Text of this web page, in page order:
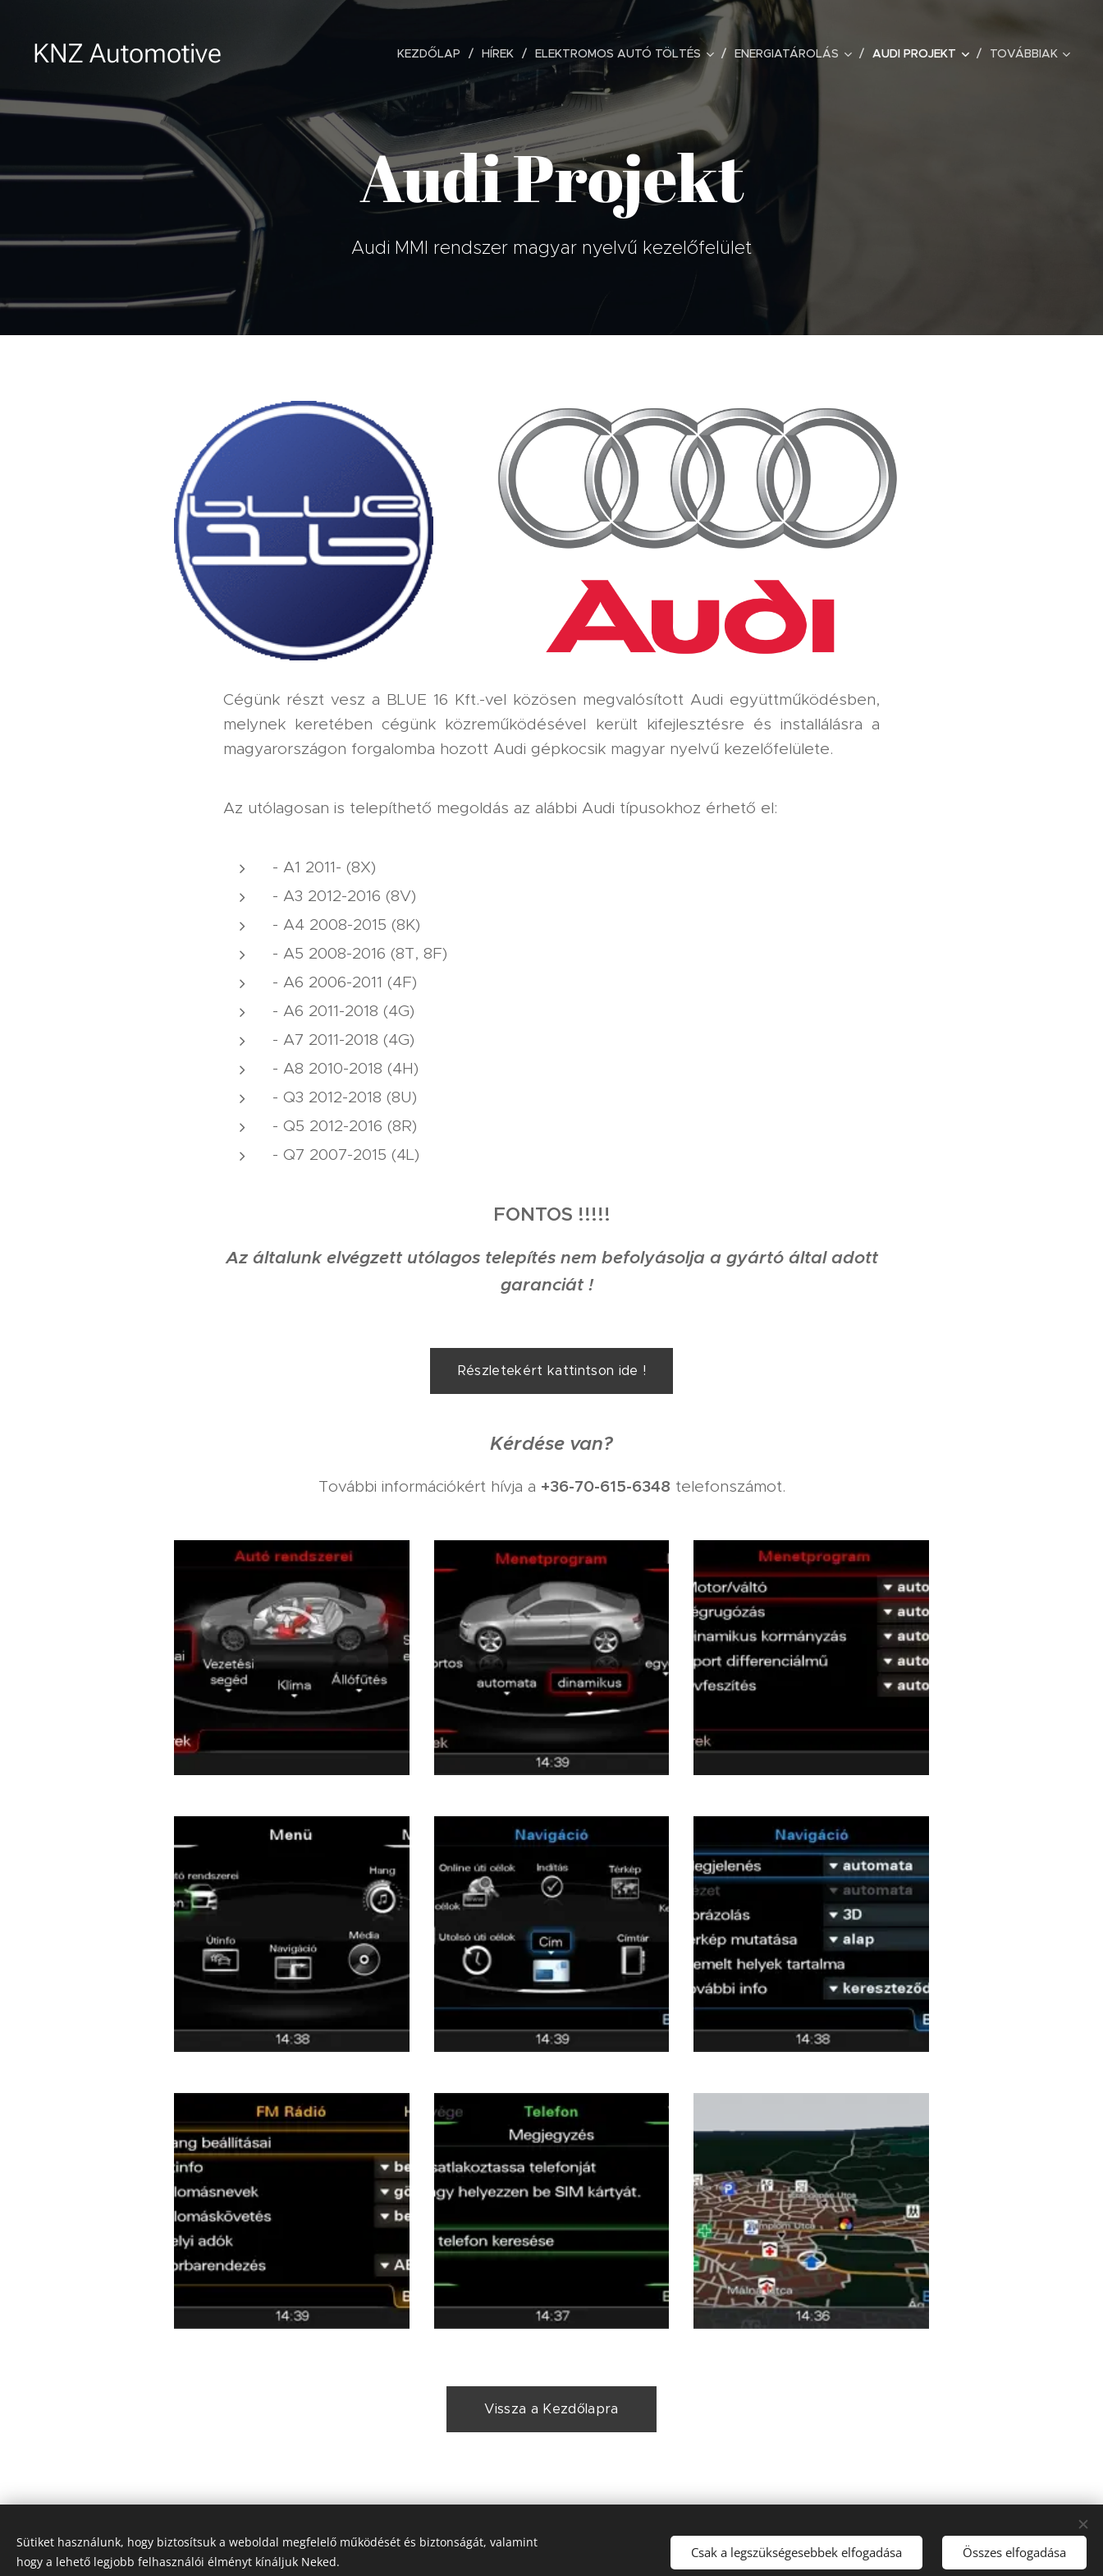
KNZ Automotive KEZDŐLAP HÍREK ELEKTROMOS AUTÓ TÖLTÉS ENERGIATÁROLÁS AUDI PROJEKT TOVÁBBIAK
Audi Projekt
Audi MMI rendszer magyar nyelvű kezelőfelület
Cégünk részt vesz a BLUE 16 Kft.-vel közösen megvalósított Audi együttműködésben,
melynek keretében cégünk közreműködésével került kifejlesztésre és installálásra a
magyarországon forgalomba hozott Audi gépkocsik magyar nyelvű kezelőfelülete.
Az utólagosan is telepíthető megoldás az alábbi Audi típusokhoz érhető el:
- A1 2011- (8X)
- A3 2012-2016 (8V)
- A4 2008-2015 (8K)
- A5 2008-2016 (8T, 8F)
- A6 2006-2011 (4F)
- A6 2011-2018 (4G)
- A7 2011-2018 (4G)
- A8 2010-2018 (4H)
- Q3 2012-2018 (8U)
- Q5 2012-2016 (8R)
- Q7 2007-2015 (4L)
FONTOS !!!!!
Az általunk elvégzett utólagos telepítés nem befolyásolja a gyártó által adott
garanciát !
Részletekért kattintson ide !
Kérdése van?
További információkért hívja a +36-70-615-6348 telefonszámot.
Vissza a Kezdőlapra
KNZ Automotive divízió, Miskey Marketing Kft, 2146 Mogyoród, Árpád Vezér út 27/B, +36-70-615-6348
Sütiket használunk, hogy biztosítsuk a weboldal megfelelő működését és biztonságát, valamint
hogy a lehető legjobb felhasználói élményt kínáljuk Neked.
Csak a legszükségesebbek elfogadása Összes elfogadása